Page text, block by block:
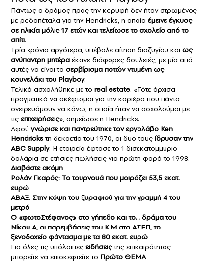
Πάντως ο δρόμος προς την κορυφή δεν ήταν στρωμένος
με ροδοπέταλα για την Hendricks, η οποία έμεινε έγκυος
σε ηλικία μόλις 17 ετών και τελείωσε το σχολείο από το
σπίτι.
Τρία χρόνια αργότερα, υπέβαλε αίτηση διαζυγίου και ως
ανύπαντρη μητέρα έκανε διάφορες δουλειές, με μία από
αυτές να είναι το σερβίρισμα ποτών ντυμένη ως
κουνελάκι του Playboy.
Τελικά ασχολήθηκε με το real estate. «Τότε άρχισα
πραγματικά να σκέφτομαι για την καριέρα που πάντα
ονειρευόμουν να κάνω, η οποία ήταν να ασχολούμαι με
τις επιχειρήσεις», σημείωσε η Hendricks.
Αφού γνώρισε και παντρεύτηκε τον εργολάβο Ken
Hendricksτη δεκαετία του 1970, οι δυο τους ίδρυσαν την
ABC Supply. Η εταιρεία έφτασε το 1 δισεκατομμύριο
δολάρια σε ετήσιες πωλήσεις για πρώτη φορά το 1998.
Διαβάστε ακόμη
Ρολάν Γκαρός: Το τουρνουά που μοιράζει 53,5 εκατ.
ευρώ
ΑΒΑΞ: Στην κόψη του ξυραφιού για την γραμμή 4 του
μετρό
Ο «φωτοΣτέφανος» στο γήπεδο και το… δράμα του
Νίκου Α, οι παρεμβάσεις του Κ.Μ στο ΑΣΕΠ, το
ξενοδοχείο φάντασμα με τα 80 εκατ. ευρώ
Για όλες τις υπόλοιπες ειδήσεις της επικαιρότητας
μπορείτε να επισκεφτείτε το Πρώτο ΘΕΜΑ